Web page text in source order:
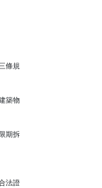
條規
築物
期拆
法證